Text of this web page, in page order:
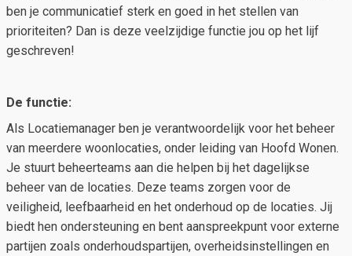
ben je communicatief sterk en goed in het stellen van
prioriteiten? Dan is deze veelzijdige functie jou op het lijf
geschreven!
De functie:
Als Locatiemanager ben je verantwoordelijk voor het beheer
van meerdere woonlocaties, onder leiding van Hoofd Wonen.
Je stuurt beheerteams aan die helpen bij het dagelijkse
beheer van de locaties. Deze teams zorgen voor de
veiligheid, leefbaarheid en het onderhoud op de locaties. Jij
biedt hen ondersteuning en bent aanspreekpunt voor externe
partijen zoals onderhoudspartijen, overheidsinstellingen en